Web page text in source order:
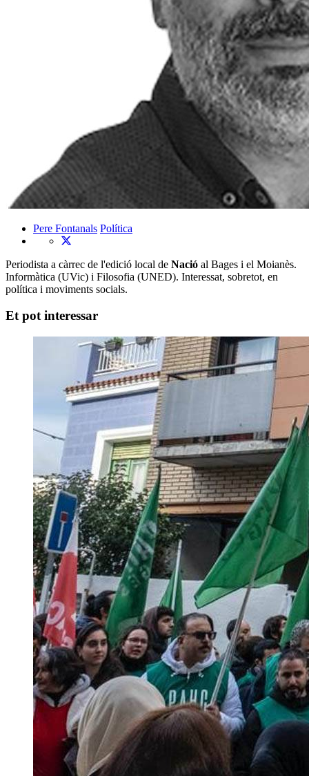
Pere Fontanals Política
Periodista a càrrec de l'edició local de Nació al Bages i el Moianès.
Informàtica (UVic) i Filosofia (UNED). Interessat, sobretot, en
política i moviments socials.
Et pot interessar